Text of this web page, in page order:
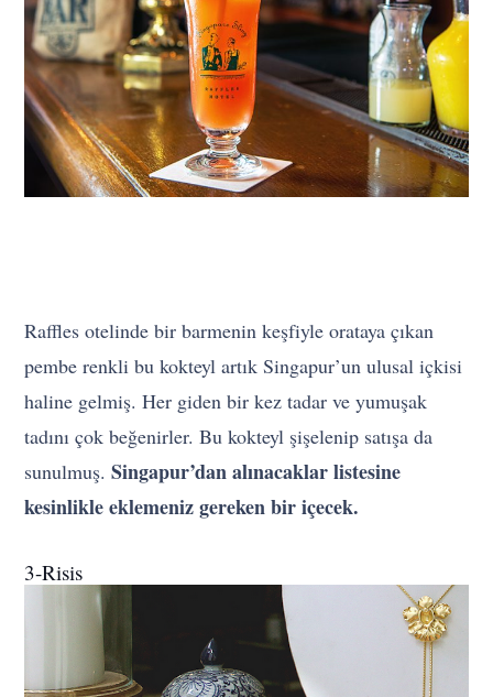
Raffles otelinde bir barmenin keşfiyle orataya çıkan
pembe renkli bu kokteyl artık Singapur’un ulusal içkisi
haline gelmiş. Her giden bir kez tadar ve yumuşak
tadını çok beğenirler. Bu kokteyl şişelenip satışa da
sunulmuş. Singapur’dan alınacaklar listesine
kesinlikle eklemeniz gereken bir içecek.
3-Risis